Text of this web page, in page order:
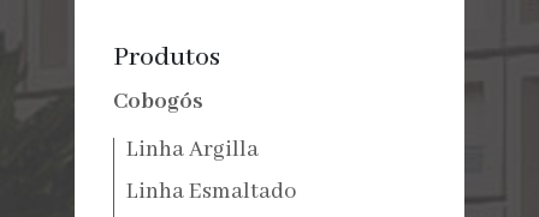
Produtos
Cobogós
Linha Argilla
Linha Esmaltado